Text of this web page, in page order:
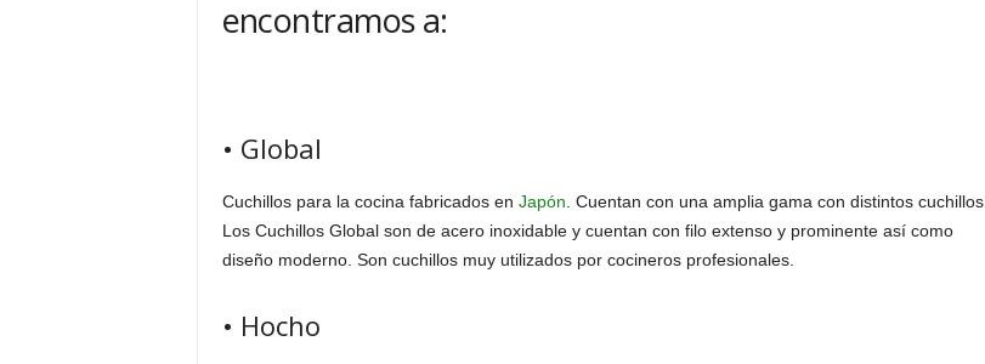
encontramos a:
• Global
Cuchillos para la cocina fabricados en Japón . Cuentan con una amplia gama con distintos cuchillos.
Los Cuchillos Global son de acero inoxidable y cuentan con filo extenso y prominente así como
diseño moderno. Son cuchillos muy utilizados por cocineros profesionales.
• Hocho